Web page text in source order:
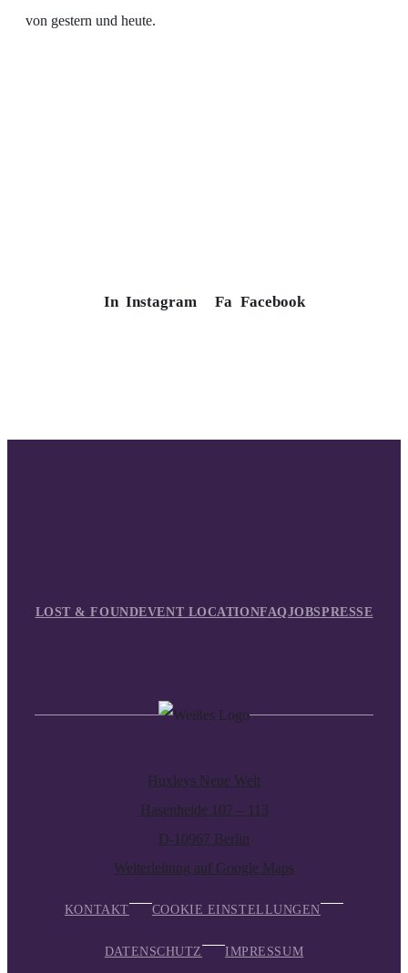
von gestern und heute.
In Instagram Fa Facebook
LOST & FOUNDEVENT LOCATIONFAQJOBSPRESSE
Huxleys Neue Welt
Hasenheide 107 – 113
D-10967 Berlin
Weiterleitung auf Google Maps
KONTAKT COOKIE EINSTELLUNGEN
DATENSCHUTZ IMPRESSUM